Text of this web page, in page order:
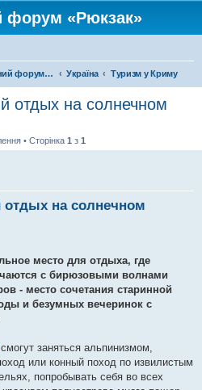
форум «Рюкзак»
Туристичний форум «Рюкзак» Україна Туризм у Криму
отдых на солнечном
• Сторінка 1 з 1
на солнечном
место для отдыха, где
с бирюзовыми волнами
- место сочетания старинной
и безумных вечеринок с
заняться альпинизмом,
или конный поход по извилистым
попробывать себя во всех